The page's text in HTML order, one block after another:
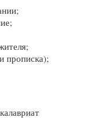
прописка);